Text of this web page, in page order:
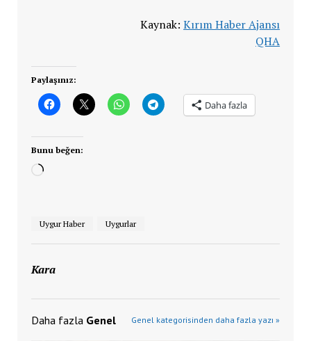
Kaynak:Kırım Haber Ajansı
QHA
Paylaşınız:
Daha fazla
Bunu beğen:
Yükleniyor...
Uygur Haber Uygurlar
Kara
Daha fazla Genel Genel kategorisinden daha fazla yazı »